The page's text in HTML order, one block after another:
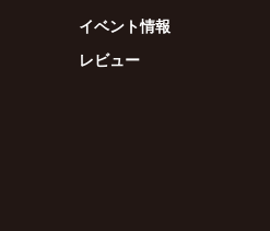
イベント情報
レビュー